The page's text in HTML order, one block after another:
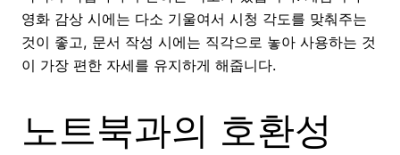
영화 감상 시에는 다소 기울여서 시청 각도를 맞춰주는
것이 좋고, 문서 작성 시에는 직각으로 놓아 사용하는 것
이 가장 편한 자세를 유지하게 해줍니다.
노트북과의 호환성